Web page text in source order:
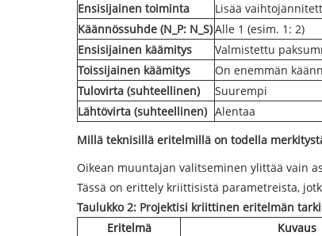
Ensisijainen toiminta
Lisää
Käännössuhde (N_P: N_S)Alle 1 (esim. 1: 2)
Ensisijainen käämitys
Valmistettu
Toissijainen käämitys
On enemmän
Tulovirta (suhteellinen)
Suurempi
Lähtövirta (suhteellinen) Alentaa
Millä teknisillä eritelmillä on todella
Oikean muuntajan valitseminen ylittää vain
Tässä on erittely kriittisistä parametreista,
Taulukko 2: Projektisi kriittinen eritelmän
Eritelmä
Kuvaus